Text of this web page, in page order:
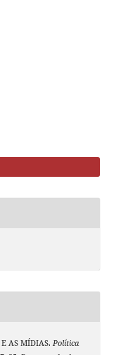
AS MÍDIAS. Política